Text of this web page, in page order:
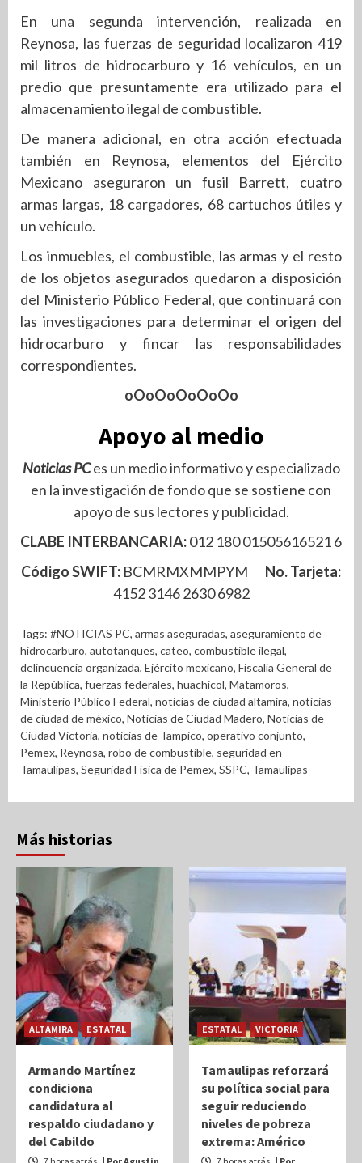
En una segunda intervención, realizada en
Reynosa, las fuerzas de seguridad localizaron 419
mil litros de hidrocarburo y 16 vehículos, en un
predio que presuntamente era utilizado para el
almacenamiento ilegal de combustible.
De manera adicional, en otra acción efectuada
también en Reynosa, elementos del Ejército
Mexicano aseguraron un fusil Barrett, cuatro
armas largas, 18 cargadores, 68 cartuchos útiles y
un vehículo.
Los inmuebles, el combustible, las armas y el resto
de los objetos asegurados quedaron a disposición
del Ministerio Público Federal, que continuará con
las investigaciones para determinar el origen del
hidrocarburo y fincar las responsabilidades
correspondientes.
oOoOoOoOoOo
Apoyo al medio
Noticias PCes un medio informativo y especializado
en la investigación de fondo que se sostiene con
apoyo de sus lectores y publicidad.
CLABE INTERBANCARIA:012 180 01505616521 6
Código SWIFT: BCMRMXMMPYM No. Tarjeta:
4152 3146 2630 6982
Tags: #NOTICIAS PC, armas aseguradas, aseguramiento de
hidrocarburo, autotanques, cateo, combustible ilegal,
delincuencia organizada, Ejército mexicano, Fiscalía General de
la República, fuerzas federales, huachicol, Matamoros,
Ministerio Público Federal, noticias de ciudad altamira, noticias
de ciudad de méxico, Noticias de Ciudad Madero, Noticias de
Ciudad Victoria, noticias de Tampico, operativo conjunto,
Pemex, Reynosa, robo de combustible, seguridad en
Tamaulipas, Seguridad Física de Pemex, SSPC, Tamaulipas
Más historias
ALTAMIRA ESTATAL
Armando Martínez
condiciona
candidatura al
respaldo ciudadano y
del Cabildo
ESTATAL VICTORIA
Tamaulipas reforzará
su política social para
seguir reduciendo
niveles de pobreza
extrema: Américo